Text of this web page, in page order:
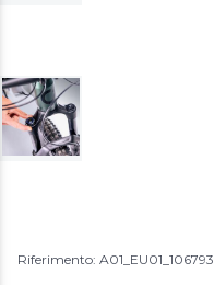
Riferimento: A01_EU01_106793